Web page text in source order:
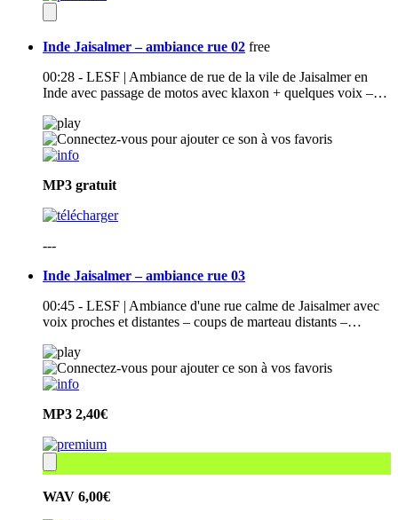
Inde Jaisalmer – ambiance rue 02 free
00:28 - LESF | Ambiance de rue de la vile de Jaisalmer en
Inde avec passage de motos avec klaxon + quelques voix –…
MP3 gratuit
---
Inde Jaisalmer – ambiance rue 03
00:45 - LESF | Ambiance d'une rue calme de Jaisalmer avec
voix proches et distantes – coups de marteau distants –…
MP3 2,40€
WAV 6,00€